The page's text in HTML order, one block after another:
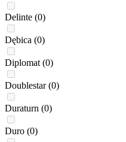
Delinte (0)
Dębica (0)
Diplomat (0)
Doublestar (0)
Duraturn (0)
Duro (0)